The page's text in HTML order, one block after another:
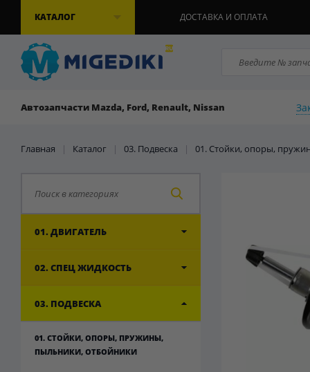
КАТАЛОГ ДОСТАВКА И ОПЛАТА
Автозапчасти Mazda, Ford, Renault, Nissan
Главная | Каталог | 03. Подвеска | 01. Стойки, опоры,
01. ДВИГАТЕЛЬ
02. СПЕЦ ЖИДКОСТЬ
03. ПОДВЕСКА
01. СТОЙКИ, ОПОРЫ, ПРУЖИНЫ,
ПЫЛЬНИКИ, ОТБОЙНИКИ